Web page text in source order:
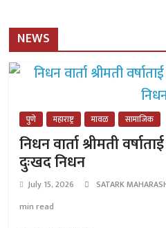
NEWS
पुणे महाराष्ट्र मावळ सामाजिक
निधन वार्ता श्रीमती
दुःखद निधन
July 15, 2026 SATARK
min read